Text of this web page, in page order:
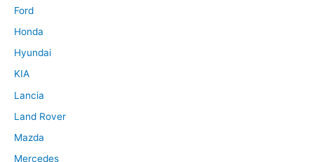
Ford
Honda
Hyundai
KIA
Lancia
Land Rover
Mazda
Mercedes